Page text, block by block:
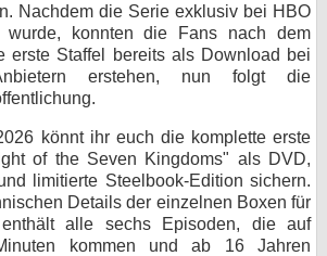
Nachdem die Serie exklusiv bei HBO
wurde, konnten die Fans nach dem
erste Staffel bereits als Download bei
erstehen, nun folgt die
könnt ihr euch die komplette erste
of the Seven Kingdoms" als DVD,
limitierte Steelbook-Edition sichern.
Details der einzelnen Boxen für
alle sechs Episoden, die auf
kommen und ab 16 Jahren
Nutzungsbedingungen
Datenschutz
Cookie-Einstellungen
Impressum
Desktop-Ansicht
myFanbase